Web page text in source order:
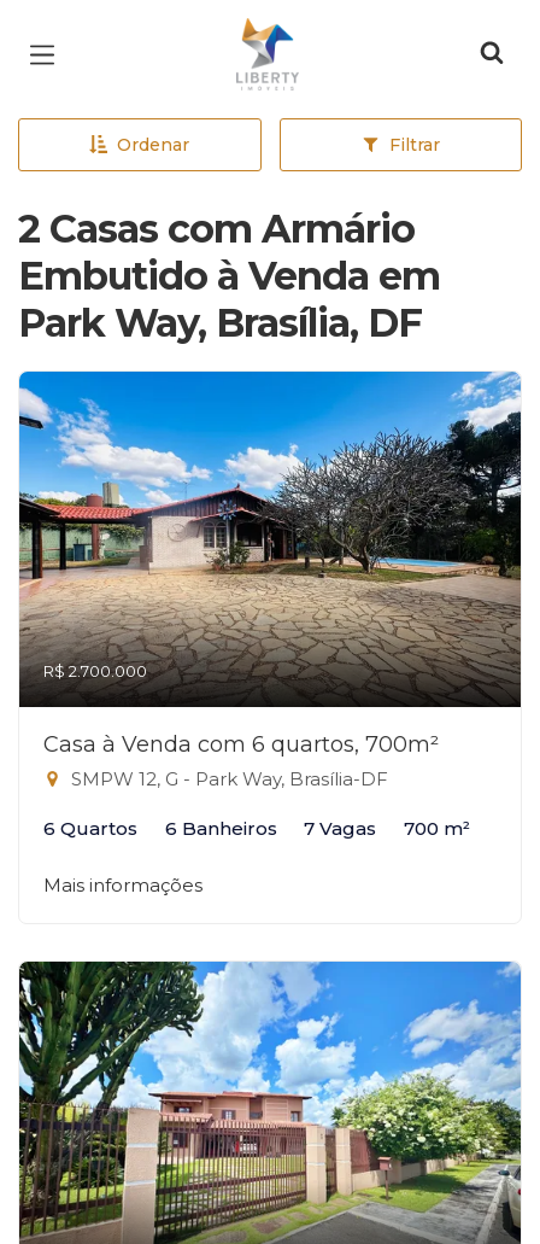
Página inicial
Ordenar Filtrar
2 Casas com Armário
Embutido à Venda em
Park Way, Brasília, DF
R$ 2.700.000
Casa à Venda com 6 quartos, 700m²
SMPW 12, G - Park Way, Brasília-DF
6 Quartos 6 Banheiros 7 Vagas 700 m²
Mais informações